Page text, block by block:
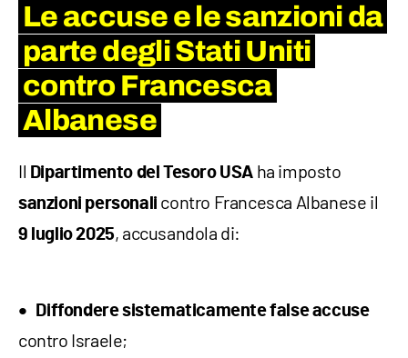
Le accuse e le sanzioni da
parte degli Stati Uniti
contro Francesca
Albanese
Il Dipartimento del Tesoro USA ha imposto
sanzioni personali contro Francesca Albanese il
9 luglio 2025, accusandola di:
Diffondere sistematicamente false accuse
contro Israele;